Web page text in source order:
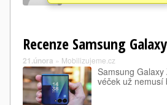
Recenze Samsung
21.února » Mobilizujeme.cz
Samsung
véček už nemusí